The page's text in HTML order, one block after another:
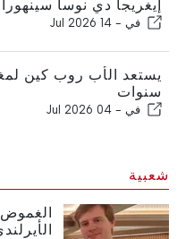
إيغريجا دي نوسا
في - 14 Jul 2026
يستعد الأب روب كين
سنوات
في - 04 Jul 2026
شعبية